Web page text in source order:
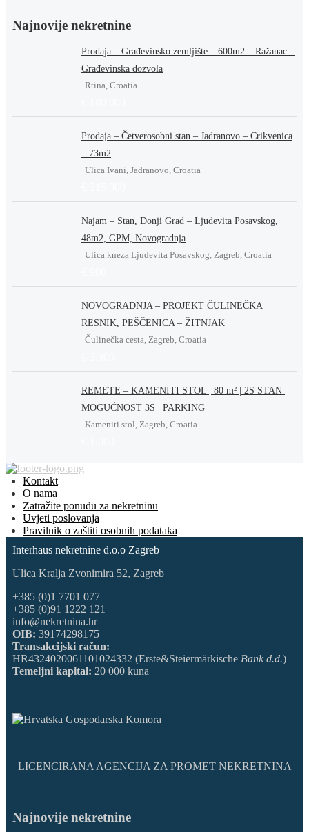
Najnovije nekretnine
Prodaja – Građevinsko zemljište – 600m2 – Ražanac –
Građevinska dozvola
Rtina, Croatia
Prodaja – Četverosobni stan – Jadranovo – Crikvenica
– 73m2
Ulica Ivani, Jadranovo, Croatia
Najam – Stan, Donji Grad – Ljudevita Posavskog,
48m2, GPM, Novogradnja
Ulica kneza Ljudevita Posavskog, Zagreb, Croatia
NOVOGRADNJA – PROJEKT ČULINEČKA |
RESNIK, PEŠČENICA – ŽITNJAK
Čulinečka cesta, Zagreb, Croatia
REMETE – KAMENITI STOL | 80 m² | 2S STAN |
MOGUĆNOST 3S | PARKING
Kameniti stol, Zagreb, Croatia
Kontakt
O nama
Zatražite ponudu za nekretninu
Uvjeti poslovanja
Pravilnik o zaštiti osobnih podataka
Interhaus nekretnine d.o.o Zagreb
Ulica Kralja Zvonimira 52, Zagreb
+385 (0)1 7701 077
+385 (0)91 1222 121
info@nekretnina.hr
OIB: 39174298175
Transakcijski račun:
HR4324020061101024332 (Erste&Steiermärkische Bank d.d.)
Temeljni kapital: 20 000 kuna
LICENCIRANA AGENCIJA ZA PROMET NEKRETNINA
Najnovije nekretnine